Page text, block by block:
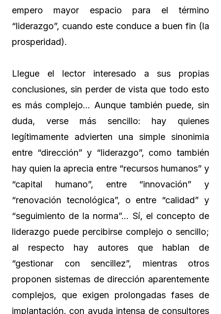
empero mayor espacio para el término
“liderazgo”, cuando este conduce a buen fin (la
prosperidad).
Llegue el lector interesado a sus propias
conclusiones, sin perder de vista que todo esto
es más complejo… Aunque también puede, sin
duda, verse más sencillo: hay quienes
legítimamente advierten una simple sinonimia
entre “dirección” y “liderazgo”, como también
hay quien la aprecia entre “recursos humanos” y
“capital humano”, entre “innovación” y
“renovación tecnológica”, o entre “calidad” y
“seguimiento de la norma”… Sí, el concepto de
liderazgo puede percibirse complejo o sencillo;
al respecto hay autores que hablan de
“gestionar con sencillez”, mientras otros
proponen sistemas de dirección aparentemente
complejos, que exigen prolongadas fases de
implantación, con ayuda intensa de consultores